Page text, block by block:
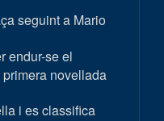
seguint a Mario
endur-se el
novellada
i es classifica